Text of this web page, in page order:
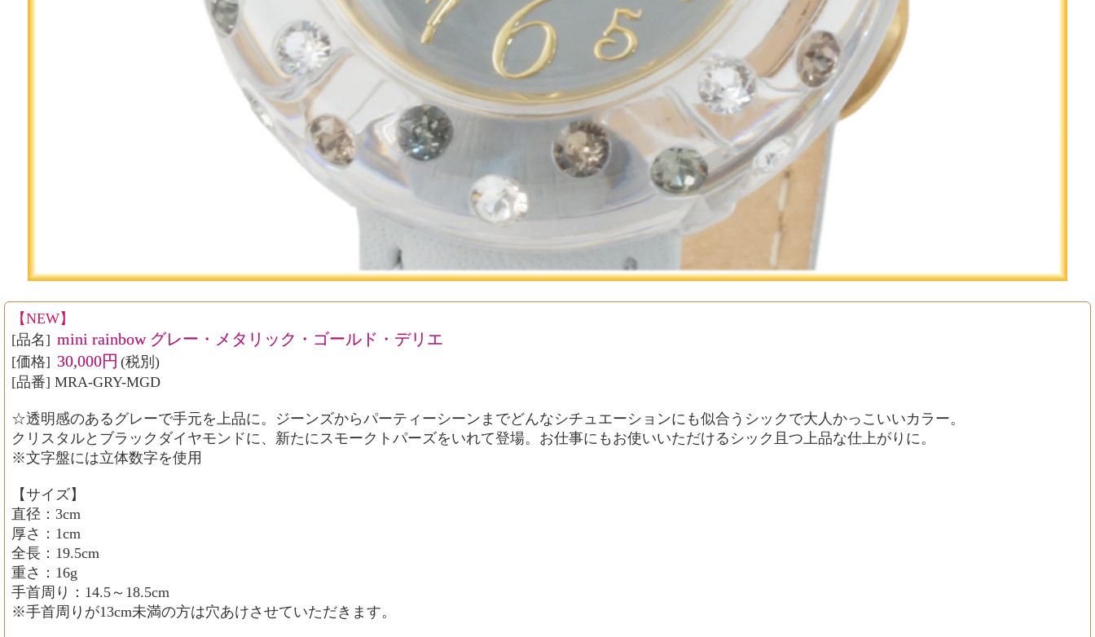
【NEW】
[品名] mini rainbow グレー・メタリック・ゴールド・デリエ
[価格] 30,000円 (税別)
[品番] MRA-GRY-MGD
☆透明感のあるグレーで手元を上品に。ジーンズからパーティーシーンまでどんなシチュエーションにも似合うシックで大人かっこいいカラー。
クリスタルとブラックダイヤモンドに、新たにスモークトパーズをいれて登場。お仕事にもお使いいただけるシック且つ上品な仕上がりに。
※文字盤には立体数字を使用
【サイズ】
直径：3cm
厚さ：1cm
全長：19.5cm
重さ：16g
手首周り：14.5～18.5cm
※手首周りが13cm未満の方は穴あけさせていただきます。